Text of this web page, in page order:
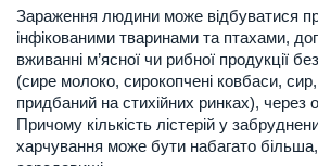
Зараження людини може відбуватися
інфікованими тваринами та птахами,
вживанні м’ясної чи рибної продукції
(сире молоко, сирокопчені ковбаси,
придбаний на стихійних ринках), через
Причому кількість лістерій у
харчування може бути набагато